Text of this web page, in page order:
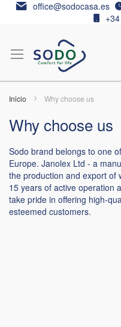
Ir
office@sodocasa.es
Inicio Why choose us
Why choose us
Sodo brand belongs to one
Europe. Janolex Ltd - a
the production and export of
15 years of active operation
take pride in offering high-
esteemed customers.